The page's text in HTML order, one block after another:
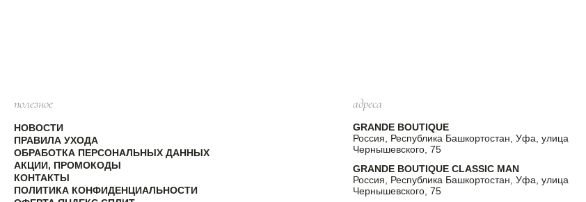
полезное
НОВОСТИ
ПРАВИЛА УХОДА
ОБРАБОТКА ПЕРСОНАЛЬНЫХ ДАННЫХ
АКЦИИ, ПРОМОКОДЫ
КОНТАКТЫ
ПОЛИТИКА КОНФИДЕНЦИАЛЬНОСТИ
адреса
GRANDE BOUTIQUE
Россия, Республика Башкортостан, Уфа, улица
Чернышевского, 75
GRANDE BOUTIQUE CLASSIC MAN
Россия, Республика Башкортостан, Уфа, улица
Чернышевского, 75